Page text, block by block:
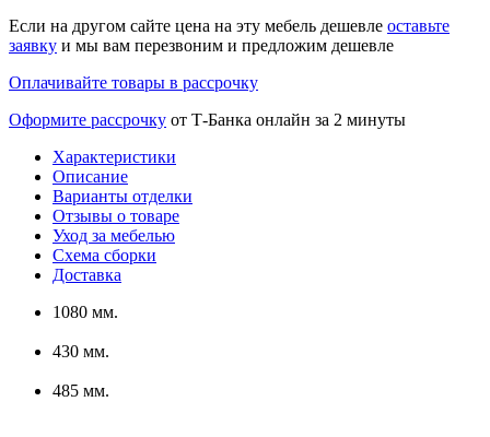
Если на другом сайте цена на эту мебель дешевле оставьте
заявку и мы вам перезвоним и предложим дешевле
Оплачивайте товары в рассрочку
Оформите рассрочку от Т-Банка онлайн за 2 минуты
Характеристики
Описание
Варианты отделки
Отзывы о товаре
Уход за мебелью
Схема сборки
Доставка
1080 мм.
430 мм.
485 мм.